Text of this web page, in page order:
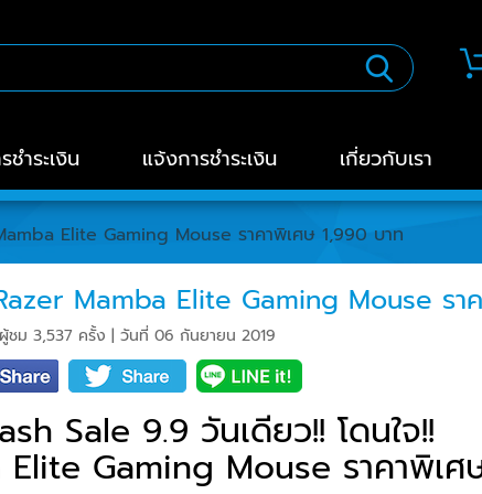
ชำระเงิน แจ้งการชำระเงิน เกี่ยวกับเรา
Elite Gaming Mouse ราคาพิเศษ 1,990 บาท
Mamba Elite Gaming Mouse รา
ผู้ชม 3,537 ครั้ง | วันที่ 06 กันยายน 2019
Sale 9.9 วันเดียว!! โดนใจ!!
Gaming Mouse ราคาพิเศ